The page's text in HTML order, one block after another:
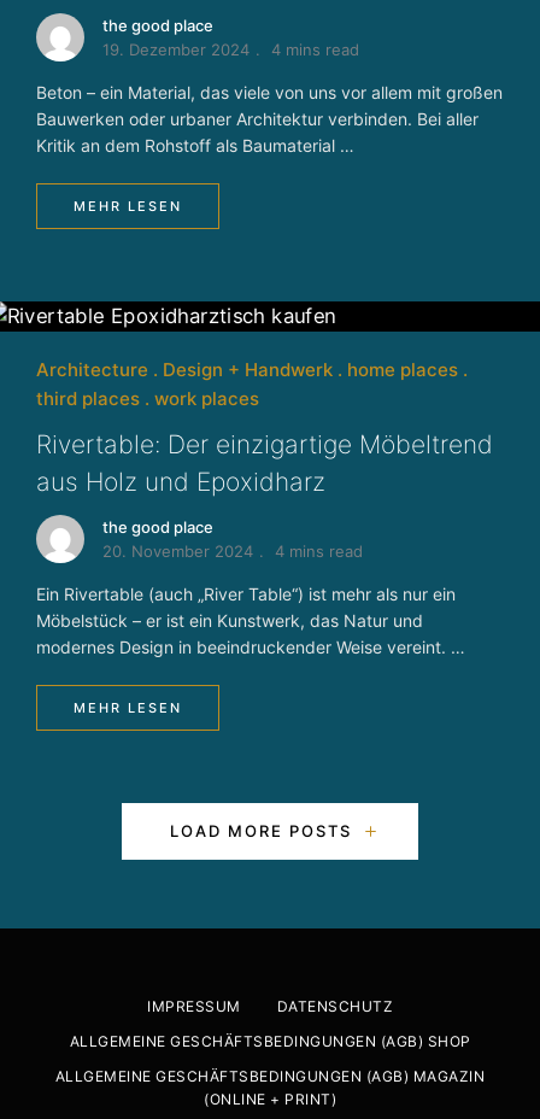
the good place
19. Dezember 2024
4 mins read
Beton – ein Material, das viele von uns vor allem mit großen
Bauwerken oder urbaner Architektur verbinden. Bei aller
Kritik an dem Rohstoff als Baumaterial …
MEHR LESEN
Architecture Design + Handwerk
home places
third places
work places
Rivertable: Der einzigartige Möbeltrend
aus Holz und Epoxidharz
the good place
20. November 2024
4 mins read
Ein Rivertable (auch „River Table“) ist mehr als nur ein
Möbelstück – er ist ein Kunstwerk, das Natur und
modernes Design in beeindruckender Weise vereint. …
MEHR LESEN
s
LOAD MORE POSTS
IMPRESSUM
DATENSCHUTZ
ALLGEMEINE GESCHÄFTSBEDINGUNGEN (AGB) SHOP
ALLGEMEINE GESCHÄFTSBEDINGUNGEN (AGB) MAGAZIN
(ONLINE + PRINT)